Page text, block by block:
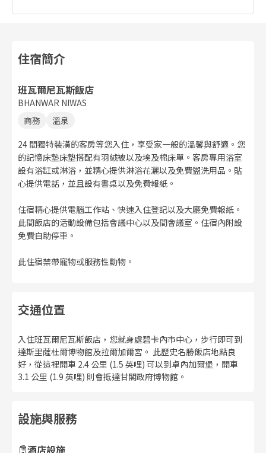
住宿簡介
班瓦爾尼瓦斯飯店
BHANWAR NIWAS
商務
溫泉
24 間獨特裝潢的客房等您入住，享受家一般的溫馨與舒適。您
的記憶床墊床墊搭配有羽絨被以及埃及棉床單。客房專用浴室
設有浴缸或淋浴，並精心提供淋浴花灑以及免費盥洗用品。貼
心提供電話，並且設有書桌以及免費報紙。
住宿精心提供電腦工作站、快速入住登記以及大廳免費報紙。
此間飯店的活動設備包括會議中心以及間會議室。住宿內附設
免費自助停車。
此住宿禁帶寵物或服務性動物。
交通位置
入住班瓦爾尼瓦斯飯店，您就身處碧卡內市中心，步行即可到
達斯里薩杜爾博物館及拉爾加爾宮。 此歷史名勝飯店地點良
好，從這裡開車 2.4 公里 (1.5 英哩) 可以到卓內加爾堡，開車
3.1 公里 (1.9 英哩) 則會抵達甘閣政府博物館。
設施與服務
酒店設施